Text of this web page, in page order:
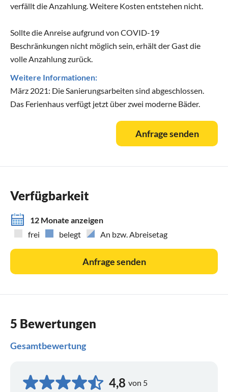
verfällt die Anzahlung. Weitere Kosten entstehen nicht.
Sollte die Anreise aufgrund von COVID-19
Beschränkungen nicht möglich sein, erhält der Gast die
volle Anzahlung zurück.
Weitere Informationen:
März 2021: Die Sanierungsarbeiten sind abgeschlossen.
Das Ferienhaus verfügt jetzt über zwei moderne Bäder.
Anfrage senden
Verfügbarkeit
12 Monate anzeigen
frei
belegt An bzw. Abreisetag
Anfrage senden
5 Bewertungen
Gesamtbewertung
4,8 von 5